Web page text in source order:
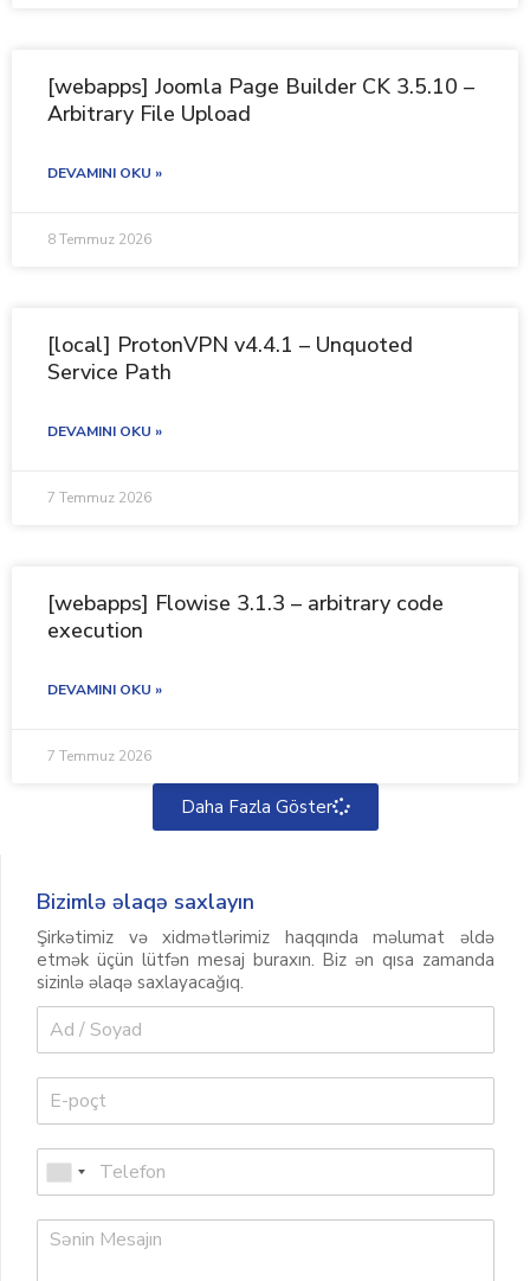
[webapps] Joomla Page Builder CK 3.5.10 –
Arbitrary File Upload
DEVAMINI OKU »
8 Temmuz 2026
[local] ProtonVPN v4.4.1 – Unquoted
Service Path
DEVAMINI OKU »
7 Temmuz 2026
[webapps] Flowise 3.1.3 – arbitrary code
execution
DEVAMINI OKU »
7 Temmuz 2026
Daha Fazla Göster
Bizimlə əlaqə saxlayın
Şirkətimiz və xidmətlərimiz haqqında məlumat əldə
etmək üçün lütfən mesaj buraxın. Biz ən qısa zamanda
sizinlə əlaqə saxlayacağıq.